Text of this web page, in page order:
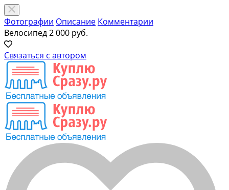
Фотографии Описание Комментарии
Велосипед2 000 руб.
Связаться с автором